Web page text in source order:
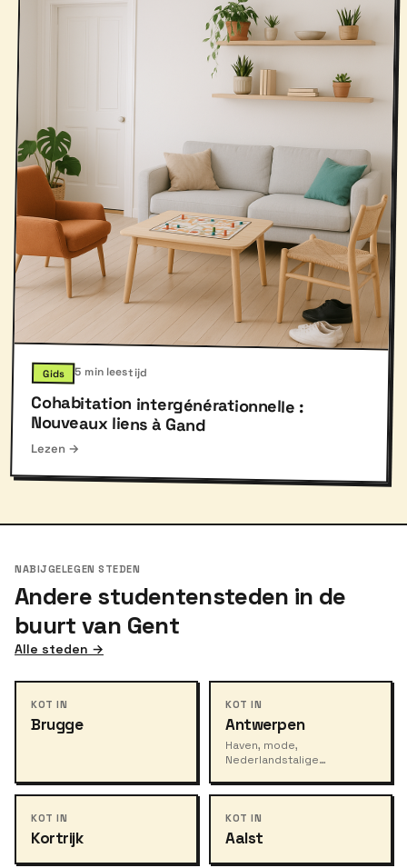
Gids 5 min leestijd
Cohabitation intergénérationnelle :
Nouveaux liens à Gand
Lezen →
NABIJGELEGEN STEDEN
Andere studentensteden in de
buurt van Gent
Alle steden →
KOT IN
Brugge
KOT IN
Antwerpen
Haven, mode,
Nederlandstalige
energie.
KOT IN
Kortrijk
KOT IN
Aalst